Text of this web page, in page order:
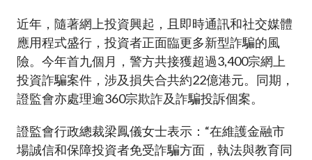
近年，隨著網上投資興起，且即時通訊和社交媒體
應用程式盛行，投資者正面臨更多新型詐騙的風
險。今年首九個月，警方共接獲超過3,400宗網上
投資詐騙案件，涉及損失合共約22億港元。同期，
證監會亦處理逾360宗欺詐及詐騙投訴個案。
證監會行政總裁梁鳳儀女士表示：“在維護金融市
場誠信和保障投資者免受詐騙方面，執法與教育同